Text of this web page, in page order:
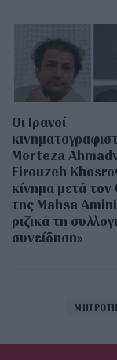
Οι Ιρανοί
Morteza
Firouzeh
κίνημα μετά τον
της Mahsa
ριζικά τη
συνείδηση»